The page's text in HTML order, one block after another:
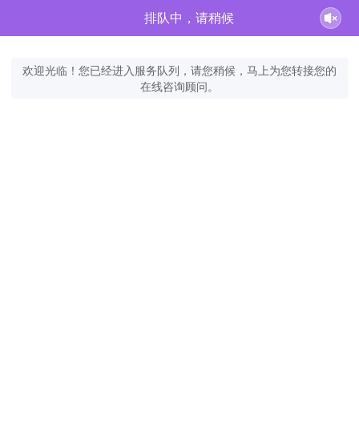
排队中，请稍候
欢迎光临！您已经进入服务队列，请您稍候，马上为您转接您的
在线咨询顾问。